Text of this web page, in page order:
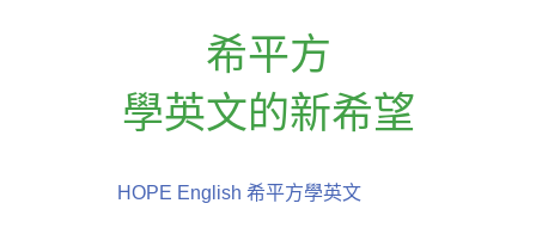
希平方
學英文的新希望
HOPE English 希平方學英文